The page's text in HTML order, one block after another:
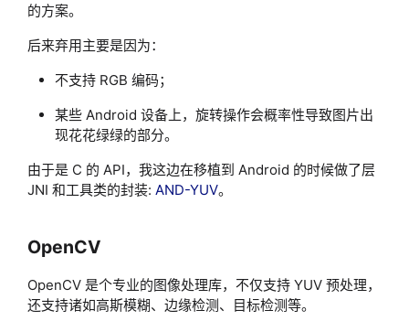
的方案。
后来弃用主要是因为：
不支持 RGB 编码；
某些 Android 设备上，旋转操作会概率性导致图片出
现花花绿绿的部分。
由于是 C 的 API，我这边在移植到 Android 的时候做了层
JNI 和工具类的封装: AND-YUV。
OpenCV
OpenCV 是个专业的图像处理库，不仅支持 YUV 预处理，
还支持诸如高斯模糊、边缘检测、目标检测等。